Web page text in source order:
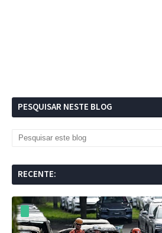
PESQUISAR NESTE BLOG
RECENTE: